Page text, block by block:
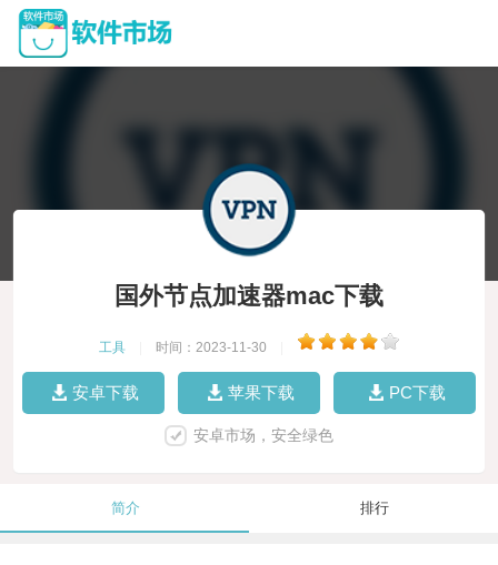
国外节点加速器mac下载
工具 时间：2023-11-30
安卓下载 苹果下载 PC下载
安卓市场，安全绿色
简介 排行